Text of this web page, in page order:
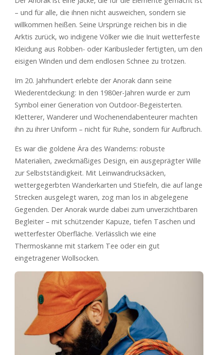
– und für alle, die ihnen nicht ausweichen, sondern sie
willkommen heißen. Seine Ursprünge reichen bis in die
Arktis zurück, wo indigene Völker wie die Inuit wetterfeste
Kleidung aus Robben- oder Karibusleder fertigten, um den
eisigen Winden und dem endlosen Schnee zu trotzen.
Im 20. Jahrhundert erlebte der Anorak dann seine
Wiederentdeckung: In den 1980er-Jahren wurde er zum
Symbol einer Generation von Outdoor-Begeisterten.
Kletterer, Wanderer und Wochenendabenteurer machten
ihn zu ihrer Uniform – nicht für Ruhe, sondern für Aufbruch.
Es war die goldene Ära des Wanderns: robuste
Materialien, zweckmäßiges Design, ein ausgeprägter Wille
zur Selbstständigkeit. Mit Leinwandrucksäcken,
wettergegerbten Wanderkarten und Stiefeln, die auf lange
Strecken ausgelegt waren, zog man los in abgelegene
Gegenden. Der Anorak wurde dabei zum unverzichtbaren
Begleiter – mit schützender Kapuze, tiefen Taschen und
wetterfester Oberfläche. Verlässlich wie eine
Thermoskanne mit starkem Tee oder ein gut
eingetragener Wollsocken.